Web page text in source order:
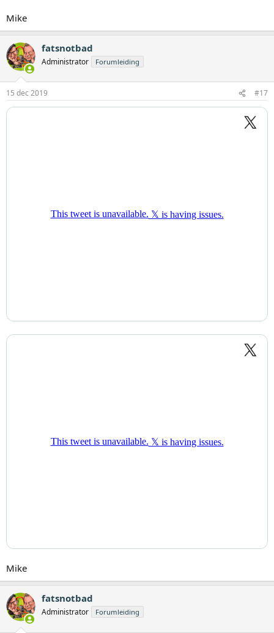
Mike
fatsnotbad
Administrator Forumleiding
15 dec 2019 #17
Mike
fatsnotbad
Administrator Forumleiding